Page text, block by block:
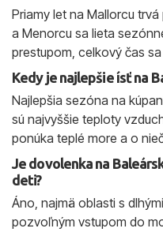
Priamy let na Mallorcu
a Menorcu sa lieta
prestupom, celkový čas
Kedy je najlepšie ísť na
Najlepšia sezóna na
sú najvyššie teploty
ponúka teplé more a o
Je dovolenka na
deti?
Áno, najmä oblasti s
pozvoľným vstupom do